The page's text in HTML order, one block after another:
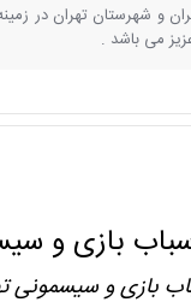
و شهرستان تهران در
می باشد .
بازی و
بازی و سیسمونی